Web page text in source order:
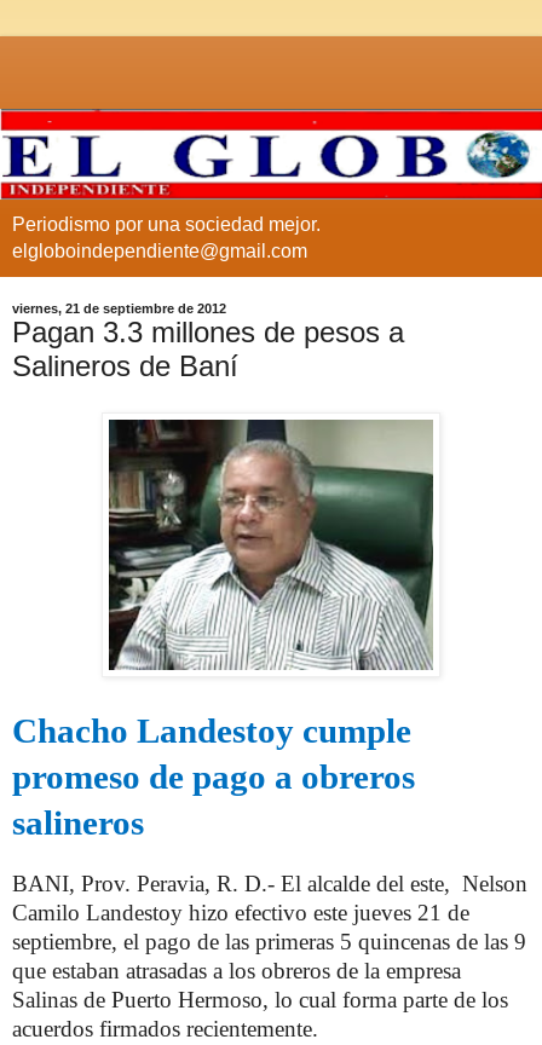
Periodismo por una sociedad mejor.
elgloboindependiente@gmail.com
viernes, 21 de septiembre de 2012
Pagan 3.3 millones de pesos a
Salineros de Baní
Chacho Landestoy cumple
promeso de pago a obreros
salineros
BANI, Prov. Peravia, R. D.- El alcalde del este, Nelson
Camilo Landestoy hizo efectivo este jueves 21 de
septiembre, el pago de las primeras 5 quincenas de las 9
que estaban atrasadas a los obreros de la empresa
Salinas de Puerto Hermoso, lo cual forma parte de los
acuerdos firmados recientemente.